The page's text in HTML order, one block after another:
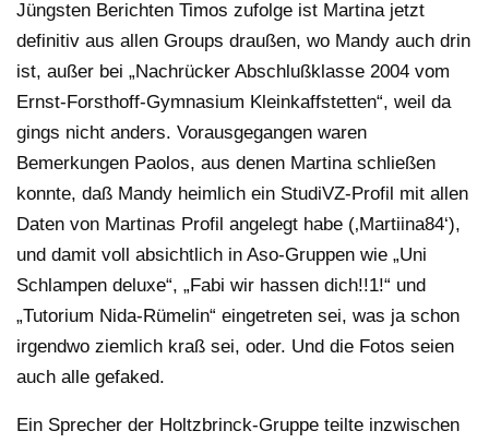
Jüngsten Berichten Timos zufolge ist Martina jetzt
definitiv aus allen Groups draußen, wo Mandy auch drin
ist, außer bei „Nachrücker Abschlußklasse 2004 vom
Ernst-Forsthoff-Gymnasium Kleinkaffstetten“, weil da
gings nicht anders. Vorausgegangen waren
Bemerkungen Paolos, aus denen Martina schließen
konnte, daß Mandy heimlich ein StudiVZ-Profil mit allen
Daten von Martinas Profil angelegt habe (‚Martiina84‘),
und damit voll absichtlich in Aso-Gruppen wie „Uni
Schlampen deluxe“, „Fabi wir hassen dich!!1!“ und
„Tutorium Nida-Rümelin“ eingetreten sei, was ja schon
irgendwo ziemlich kraß sei, oder. Und die Fotos seien
auch alle gefaked.
Ein Sprecher der Holtzbrinck-Gruppe teilte inzwischen